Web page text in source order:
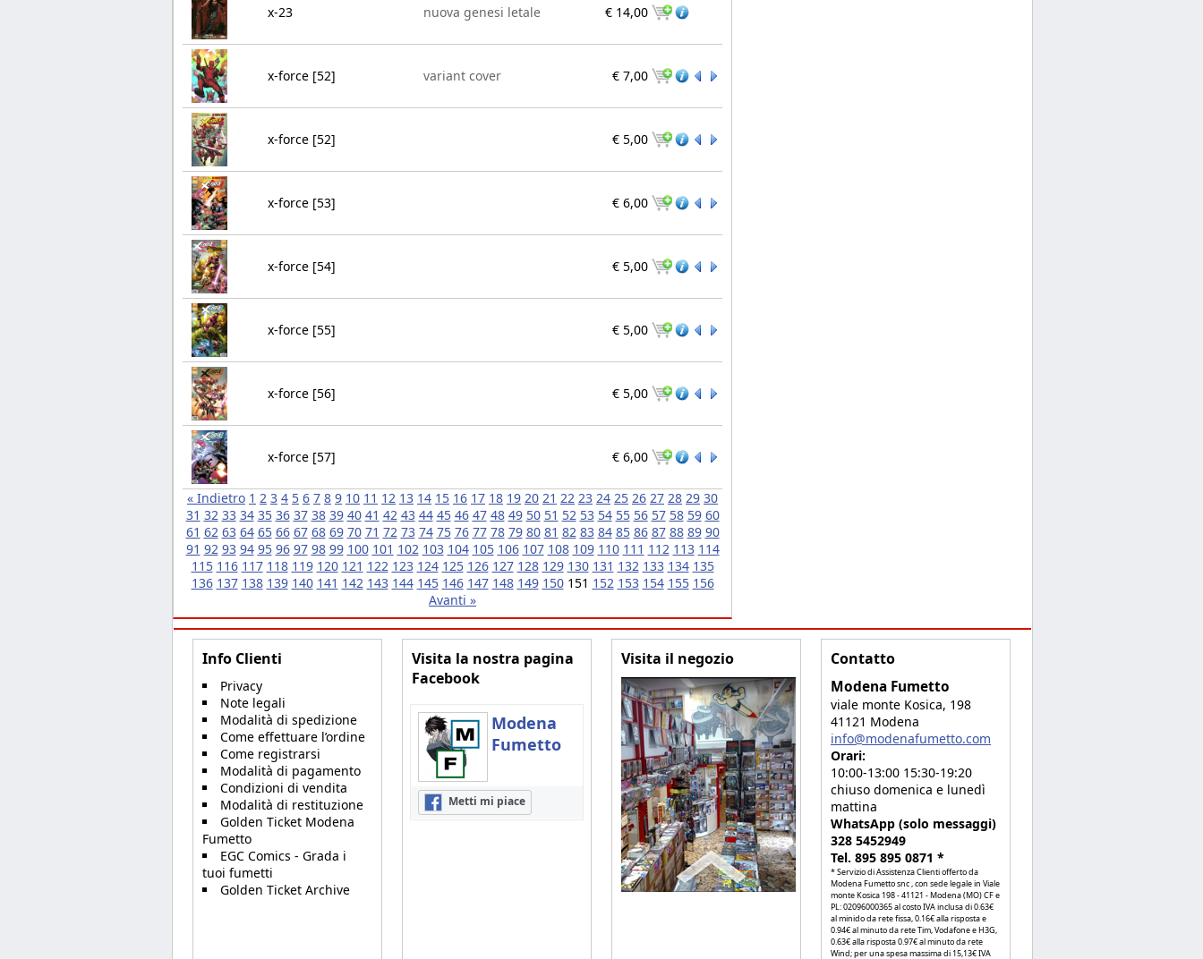
x-23 nuova genesi letale € 14,00
x-force [52] variant cover € 7,00
x-force [52] € 5,00
x-force [53] € 6,00
x-force [54] € 5,00
x-force [55] € 5,00
x-force [56] € 5,00
x-force [57] € 6,00
« Indietro 1 2 3 4 5 6 7 8 9 10 11 12 13 14 15 16 17 18 19 20 21 22 23 24 25 26 27 28 29 30
31 32 33 34 35 36 37 38 39 40 41 42 43 44 45 46 47 48 49 50 51 52 53 54 55 56 57 58 59 60
61 62 63 64 65 66 67 68 69 70 71 72 73 74 75 76 77 78 79 80 81 82 83 84 85 86 87 88 89 90
91 92 93 94 95 96 97 98 99 100 101 102 103 104 105 106 107 108 109 110 111 112 113 114
115 116 117 118 119 120 121 122 123 124 125 126 127 128 129 130 131 132 133 134 135
136 137 138 139 140 141 142 143 144 145 146 147 148 149 150 151 152 153 154 155 156
Avanti »
Info Clienti
Privacy
Note legali
Modalità di spedizione
Come effettuare l’ordine
Come registrarsi
Modalità di pagamento
Condizioni di vendita
Modalità di restituzione
Golden Ticket Modena
Fumetto
EGC Comics - Grada i
tuoi fumetti
Golden Ticket Archive
Visita la nostra pagina
Facebook
Modena
Fumetto
Metti mi piace
Visita il negozio Contatto
Modena Fumetto
viale monte Kosica, 198
41121 Modena
info@modenafumetto.com
Orari:
10:00-13:00 15:30-19:20
chiuso domenica e lunedì
mattina
WhatsApp (solo messaggi)
328 5452949
Tel. 895 895 0871 *
* Servizio di Assistenza Clienti offerto da
Modena Fumetto snc , con sede legale in Viale
monte Kosica 198 - 41121 - Modena (MO) CF e
PL: 02096000365 al costo IVA inclusa di 0.63€
al minido da rete fissa, 0.16€ alla risposta e
0.94€ al minuto da rete Tim, Vodafone e H3G,
0.63€ alla risposta 0.97€ al minuto da rete
Wind; per una spesa massima di 15,13€ IVA